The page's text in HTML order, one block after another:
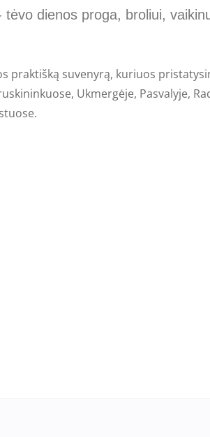
dienos proga, broliui,
praktišką suvenyrą, kuriuos
Ukmergėje, Pasvalyje,